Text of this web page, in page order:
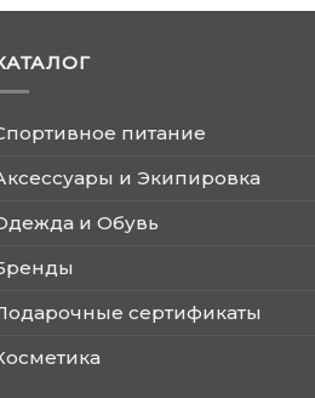
питание
и Экипировка
и Обувь
сертификаты